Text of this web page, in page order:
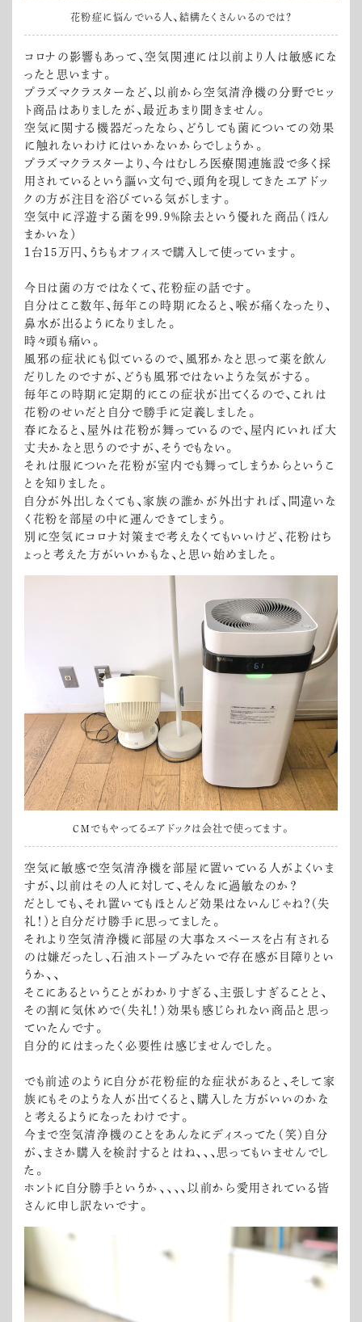
花粉症に悩んでいる人、結構たくさんいるのでは？
コロナの影響もあって、空気関連には以前より人は敏感にな
ったと思います。
プラズマクラスターなど、以前から空気清浄機の分野でヒッ
ト商品はありましたが、最近あまり聞きません。
空気に関する機器だったなら、どうしても菌についての効果
に触れないわけにはいかないからでしょうか。
プラズマクラスターより、今はむしろ医療関連施設で多く採
用されているという謳い文句で、頭角を現してきたエアドッ
クの方が注目を浴びている気がします。
空気中に浮遊する菌を99.9％除去という優れた商品（ほん
まかいな）
1台15万円、うちもオフィスで購入して使っています。
今日は菌の方ではなくて、花粉症の話です。
自分はここ数年、毎年この時期になると、喉が痛くなったり、
鼻水が出るようになりました。
時々頭も痛い。
風邪の症状にも似ているので、風邪かなと思って薬を飲ん
だりしたのですが、どうも風邪ではないような気がする。
毎年この時期に定期的にこの症状が出てくるので、これは
花粉のせいだと自分で勝手に定義しました。
春になると、屋外は花粉が舞っているので、屋内にいれば大
丈夫かなと思うのですが、そうでもない。
それは服についた花粉が室内でも舞ってしまうからというこ
とを知りました。
自分が外出しなくても、家族の誰かが外出すれば、間違いな
く花粉を部屋の中に運んできてしまう。
別に空気にコロナ対策まで考えなくてもいいけど、花粉はち
ょっと考えた方がいいかもな、と思い始めました。
CMでもやってるエアドックは会社で使ってます。
空気に敏感で空気清浄機を部屋に置いている人がよくいま
すが、以前はその人に対して、そんなに過敏なのか？
だとしても、それ置いてもほとんど効果はないんじゃね？（失
礼！）と自分だけ勝手に思ってました。
それより空気清浄機に部屋の大事なスペースを占有される
のは嫌だったし、石油ストーブみたいで存在感が目障りとい
うか、、
そこにあるということがわかりすぎる、主張しすぎることと、
その割に気休めで（失礼！）効果も感じられない商品と思っ
ていたんです。
自分的にはまったく必要性は感じませんでした。
でも前述のように自分が花粉症的な症状があると、そして家
族にもそのような人が出てくると、購入した方がいいのかな
と考えるようになったわけです。
今まで空気清浄機のことをあんなにディスってた（笑）自分
が、まさか購入を検討するとはね、、、思ってもいませんでし
た。
ホントに自分勝手というか、、、、以前から愛用されている皆
さんに申し訳ないです。